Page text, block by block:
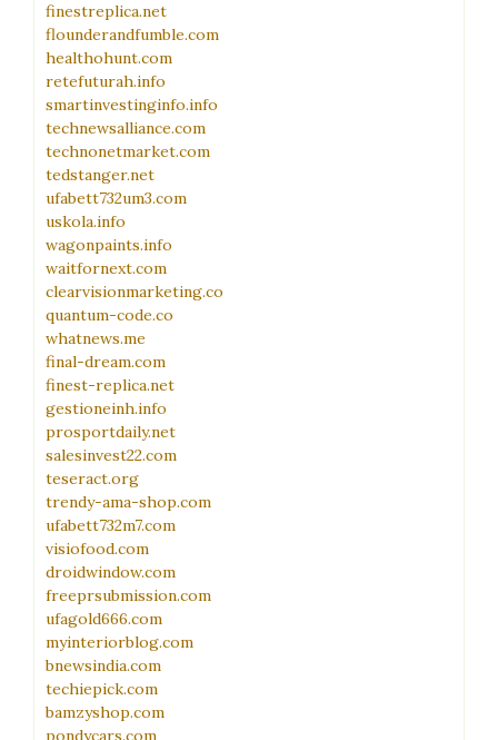
finestreplica.net
flounderandfumble.com
healthohunt.com
retefuturah.info
smartinvestinginfo.info
technewsalliance.com
technonetmarket.com
tedstanger.net
ufabett732um3.com
uskola.info
wagonpaints.info
waitfornext.com
clearvisionmarketing.co
quantum-code.co
whatnews.me
final-dream.com
finest-replica.net
gestioneinh.info
prosportdaily.net
salesinvest22.com
teseract.org
trendy-ama-shop.com
ufabett732m7.com
visiofood.com
droidwindow.com
freeprsubmission.com
ufagold666.com
myinteriorblog.com
bnewsindia.com
techiepick.com
bamzyshop.com
pondycars.com